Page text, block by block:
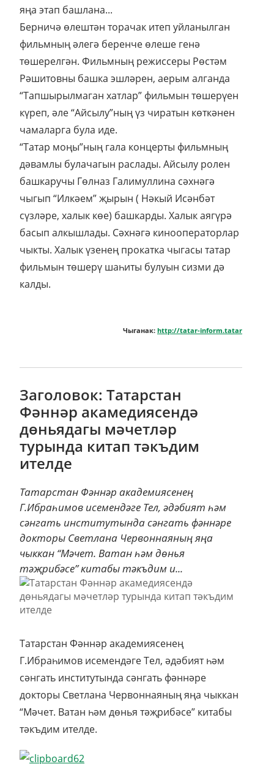
яңа этап башлана...
Берничә өлештән торачак итеп уйланылган
фильмның әлегә беренче өлеше генә
төшерелгән. Фильмның режиссеры Рөстәм
Рәшитовны башка эшләрен, аерым алганда
“Тапшырылмаган хатлар” фильмын төшерүен
күреп, әле “Айсылу”ның үз чиратын көткәнен
чамаларга була иде.
“Татар моңы”ның гала концерты фильмның
дәвамлы булачагын раслады. Айсылу ролен
башкаручы Гөлназ Галимуллина сәхнәгә
чыгып “Илкәем” җырын ( Нәкый Исәнбәт
сүзләре, халык көе) башкарды. Халык аягүрә
басып алкышлады. Сәхнәгә кинооператорлар
чыкты. Халык үзенең прокатка чыгасы татар
фильмын төшерү шаһиты булуын сизми дә
калды.
Чыганак: http://tatar-inform.tatar
Заголовок: Татарстан
Фәннәр акамедиясендә
дөньядагы мәчетләр
турында китап тәкъдим
ителде
Татарстан Фәннәр академиясенең
Г.Ибраһимов исемендәге Тел, әдәбият һәм
сәнгать институтында сәнгать фәннәре
докторы Светлана Червоннаяның яңа
чыккан “Мәчет. Ватан һәм дөнья
тәҗрибәсе” китабы тәкъдим и...
Татарстан Фәннәр академиясенең
Г.Ибраһимов исемендәге Тел, әдәбият һәм
сәнгать институтында сәнгать фәннәре
докторы Светлана Червоннаяның яңа чыккан
“Мәчет. Ватан һәм дөнья тәҗрибәсе” китабы
тәкъдим ителде.